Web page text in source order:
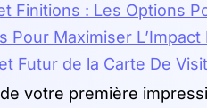
Finitions : Les Options
Pour Maximiser
Futur de la Carte De
de votre première